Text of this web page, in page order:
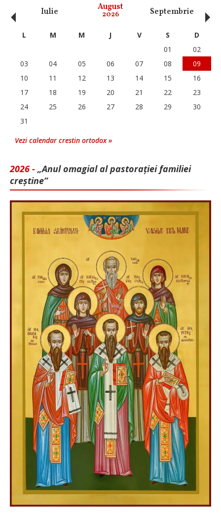
Iulie August
2026 Septembrie
‹ L M M J V S
D
01
02
03
04 05 06 07 08
09
10
11 12 13 14 15
16
17
18 19 20 21 22
23
24
25 26 27 28 29
30
31
Vezi calendar crestin ortodox »
2026 - „Anul omagial al pastorației familiei
creștine”